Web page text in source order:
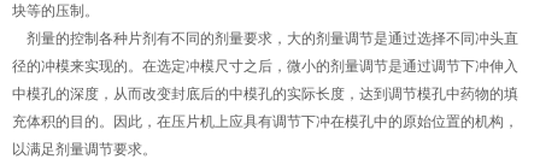
块等的压制。
剂量的控制各种片剂有不同的剂量要求，大的剂量调节是通过选择不同冲头直
径的冲模来实现的。在选定冲模尺寸之后，微小的剂量调节是通过调节下冲伸入
中模孔的深度，从而改变封底后的中模孔的实际长度，达到调节模孔中药物的填
充体积的目的。因此，在压片机上应具有调节下冲在模孔中的原始位置的机构，
以满足剂量调节要求。